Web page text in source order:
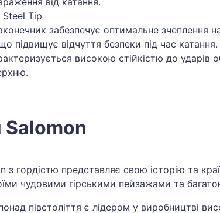
Tip
забезпечує оптимальне зчеплення
підвищує відчуття безпеки під час катання.
високою стійкістю до ударів
Salomon
з гордістю представляє свою історію та
чудовими гірськими пейзажами та
півстоліття є лідером у виробництві